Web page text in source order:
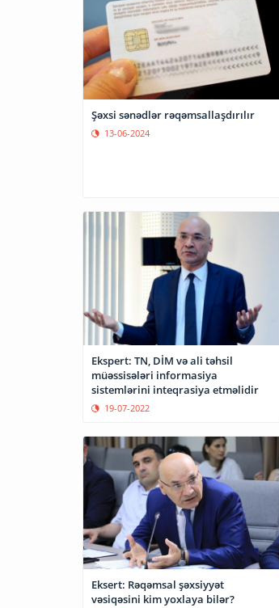
Şəxsi sənədlər rəqəmsallaşdırılır
13-06-2024
Ekspert: TN, DİM və ali təhsil
müəssisələri informasiya
sistemlərini inteqrasiya etməlidir
19-07-2022
Eksert: Rəqəmsal şəxsiyyət
vəsiqəsini kim yoxlaya bilər?